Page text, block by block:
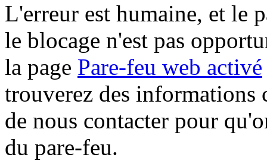
L'erreur est humaine, et le
le blocage n'est pas
la page Pare-feu web activé
trouverez des informations
de nous contacter pour
du pare-feu.